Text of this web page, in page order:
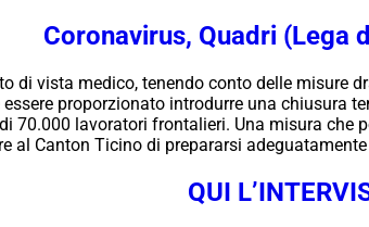
Coronavirus, Quadri (Lega
di vista medico, tenendo conto delle misure
essere proporzionato introdurre una chiusura
70.000 lavoratori frontalieri. Una misura che
al Canton Ticino di prepararsi adeguatamente
QUI